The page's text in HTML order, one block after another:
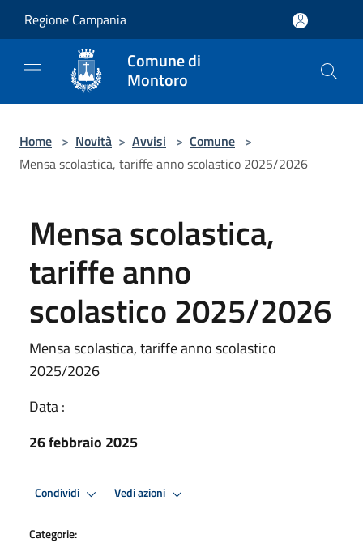
Regione Campania
Comune di
Montoro
Home > Novità > Avvisi > Comune >
Mensa scolastica, tariffe anno scolastico 2025/2026
Mensa scolastica,
tariffe anno
scolastico 2025/2026
Mensa scolastica, tariffe anno scolastico
2025/2026
Data :
26 febbraio 2025
Condividi Vedi azioni
Categorie: